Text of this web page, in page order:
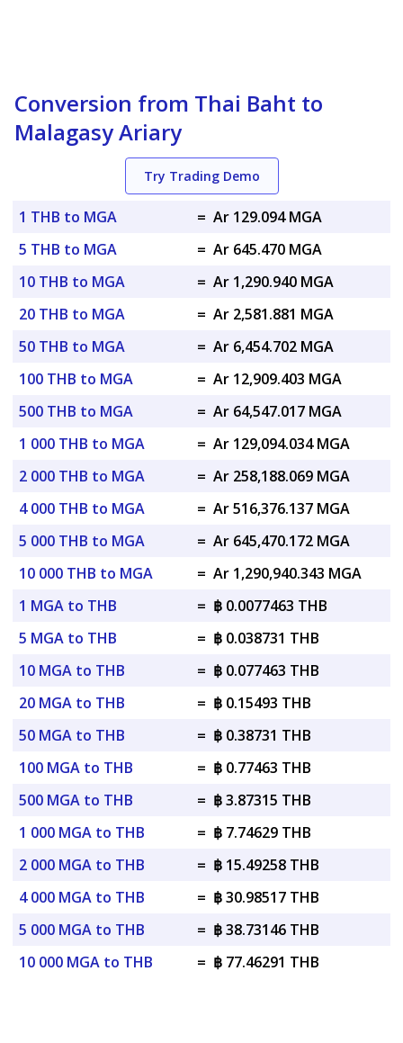
Conversion from Thai Baht to
Malagasy Ariary
Try Trading Demo
1 THB to MGA = Ar 129.094 MGA
5 THB to MGA
= Ar 645.470 MGA
10 THB to MGA
= Ar 1,290.940 MGA
20 THB to MGA
= Ar 2,581.881 MGA
50 THB to MGA
= Ar 6,454.702 MGA
100 THB to MGA
= Ar 12,909.403 MGA
500 THB to MGA
= Ar 64,547.017 MGA
1 000 THB to MGA
= Ar 129,094.034 MGA
2 000 THB to MGA
= Ar 258,188.069 MGA
4 000 THB to MGA
= Ar 516,376.137 MGA
5 000 THB to MGA
= Ar 645,470.172 MGA
10 000 THB to MGA
= Ar 1,290,940.343 MGA
1 MGA to THB
= ฿ 0.0077463 THB
5 MGA to THB
= ฿ 0.038731 THB
10 MGA to THB
= ฿ 0.077463 THB
20 MGA to THB
= ฿ 0.15493 THB
50 MGA to THB
= ฿ 0.38731 THB
100 MGA to THB
= ฿ 0.77463 THB
500 MGA to THB
= ฿ 3.87315 THB
1 000 MGA to THB
= ฿ 7.74629 THB
2 000 MGA to THB
= ฿ 15.49258 THB
4 000 MGA to THB
= ฿ 30.98517 THB
5 000 MGA to THB
= ฿ 38.73146 THB
10 000 MGA to THB
= ฿ 77.46291 THB